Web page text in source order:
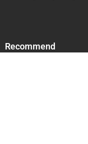
Recommend